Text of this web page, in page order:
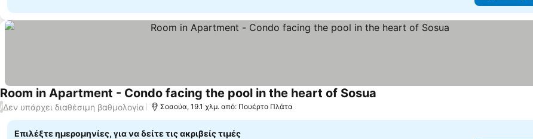
Room in Apartment - Condo facing the pool in the heart of Sosua
/Δεν υπάρχει διαθέσιμη βαθμολογία Σοσούα, 19.1 χλμ. από: Πουέρτο Πλάτα
Επιλέξτε ημερομηνίες, για να δείτε τις ακριβείς τιμές